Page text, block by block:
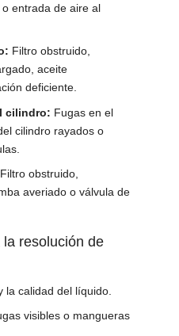
entrada de aire al
Filtro obstruido,
aceite
deficiente.
cilindro: Fugas en el
cilindro rayados o
Filtro obstruido,
averiado o válvula de
resolución de
la calidad del líquido.
visibles o mangueras